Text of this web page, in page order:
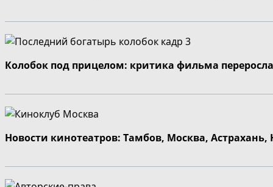
Колобок под прицелом: критика фильма
Новости кинотеатров: Тамбов, Москва,